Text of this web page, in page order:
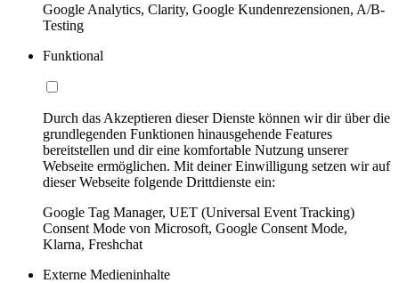
Google Analytics, Clarity, Google Kundenrezensionen, A/B-
Testing
Funktional
Durch das Akzeptieren dieser Dienste können wir dir über die
grundlegenden Funktionen hinausgehende Features
bereitstellen und dir eine komfortable Nutzung unserer
Webseite ermöglichen. Mit deiner Einwilligung setzen wir auf
dieser Webseite folgende Drittdienste ein:
Google Tag Manager, UET (Universal Event Tracking)
Consent Mode von Microsoft, Google Consent Mode,
Klarna, Freshchat
Externe Medieninhalte